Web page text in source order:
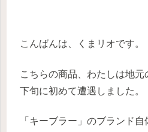
こんばんは、くまリオです。
こちらの商品、わたしは地元
下旬に初めて遭遇しました。
「キーブラー」のブランド